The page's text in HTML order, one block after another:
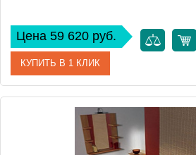
Цена 59 620 руб.
КУПИТЬ В 1 КЛИК